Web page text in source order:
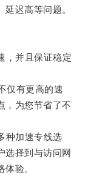
迟高等问题。
并且保证稳定
有更高的速
，为您节省了不
加速专线选
选择到与访问网
验。